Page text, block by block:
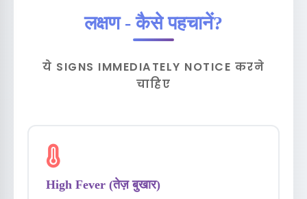
लक्षण - कैसे पहचानें?
ये SIGNS IMMEDIATELY NOTICE करने
चाहिए
High Fever (तेज़ बुखार)